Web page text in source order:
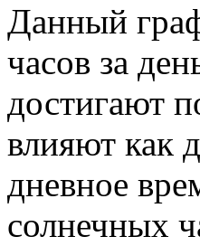
Данный
часов за
достигают
влияют как
дневное
солнечных